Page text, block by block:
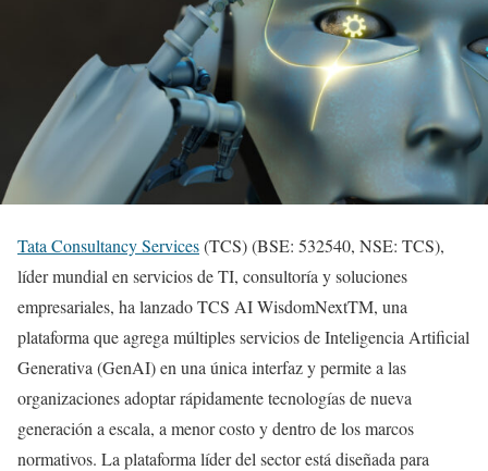
Tata Consultancy Services(TCS) (BSE: 532540, NSE: TCS),
líder mundial en servicios de TI, consultoría y soluciones
empresariales, ha lanzado TCS AI WisdomNextTM, una
plataforma que agrega múltiples servicios de Inteligencia Artificial
Generativa (GenAI) en una única interfaz y permite a las
organizaciones adoptar rápidamente tecnologías de nueva
generación a escala, a menor costo y dentro de los marcos
normativos. La plataforma líder del sector está diseñada para